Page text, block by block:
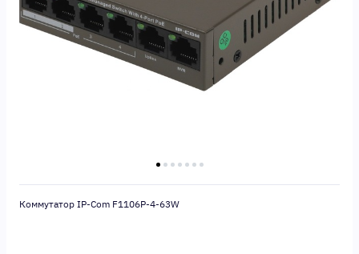
Коммутатор IP-Com F1106P-4-63W